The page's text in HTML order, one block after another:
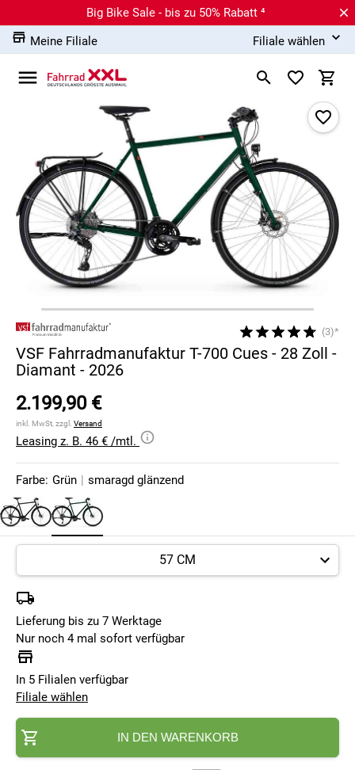
Big Bike Sale - bis zu 50% Rabatt ⁴
Meine Filiale
Filiale wählen
(3)*
VSF Fahrradmanufaktur T-700 Cues - 28 Zoll -
Diamant - 2026
2.199,90 €
inkl. MwSt, zzgl. Versand
Leasing z. B. 46 € /mtl.
Farbe: Grün | smaragd glänzend
Lieferung bis zu 7 Werktage
Nur noch 4 mal sofort verfügbar
In 5 Filialen verfügbar
Filiale wählen
IN DEN WARENKORB